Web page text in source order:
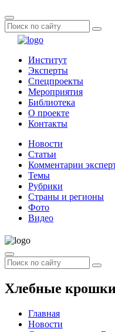
Институт
Эксперты
Спецпроекты
Мероприятия
Библиотека
О проекте
Контакты
Новости
Статьи
Комментарии
Темы
Рубрики
Страны и регионы
Фото
Видео
Хлебные
Главная
Новости